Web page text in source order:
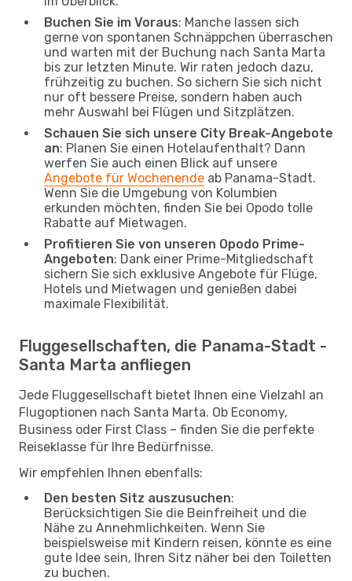
Buchen Sie im Voraus: Manche lassen sich
gerne von spontanen Schnäppchen überraschen
und warten mit der Buchung nach Santa Marta
bis zur letzten Minute. Wir raten jedoch dazu,
frühzeitig zu buchen. So sichern Sie sich nicht
nur oft bessere Preise, sondern haben auch
mehr Auswahl bei Flügen und Sitzplätzen.
Schauen Sie sich unsere City Break-Angebote
an: Planen Sie einen Hotelaufenthalt? Dann
werfen Sie auch einen Blick auf unsere
Angebote für Wochenende ab Panama-Stadt.
Wenn Sie die Umgebung von Kolumbien
erkunden möchten, finden Sie bei Opodo tolle
Rabatte auf Mietwagen.
Profitieren Sie von unseren Opodo Prime-
Angeboten: Dank einer Prime-Mitgliedschaft
sichern Sie sich exklusive Angebote für Flüge,
Hotels und Mietwagen und genießen dabei
maximale Flexibilität.
Fluggesellschaften, die Panama-Stadt -
Santa Marta anfliegen
Jede Fluggesellschaft bietet Ihnen eine Vielzahl an
Flugoptionen nach Santa Marta. Ob Economy,
Business oder First Class – finden Sie die perfekte
Reiseklasse für Ihre Bedürfnisse.
Wir empfehlen Ihnen ebenfalls:
Den besten Sitz auszusuchen:
Berücksichtigen Sie die Beinfreiheit und die
Nähe zu Annehmlichkeiten. Wenn Sie
beispielsweise mit Kindern reisen, könnte es eine
gute Idee sein, Ihren Sitz näher bei den Toiletten
zu buchen.